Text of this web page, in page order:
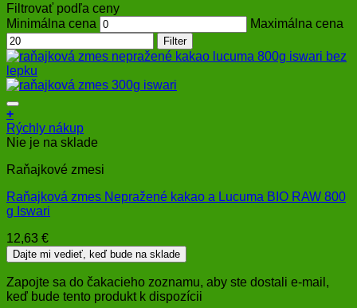
Filtrovať podľa ceny
Minimálna cena
Maximálna cena
Filter
+
Rýchly nákup
Nie je na sklade
Raňajkové zmesi
Raňajková zmes Nepražené kakao a Lucuma BIO RAW 800
g Iswari
12,63 €
Dajte mi vedieť, keď bude na sklade
Zapojte sa do čakacieho zoznamu, aby ste dostali e-mail,
keď bude tento produkt k dispozícii